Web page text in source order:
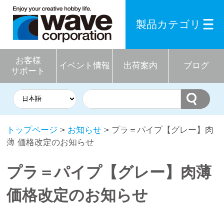
お客様
サポート
イベント情報 出荷案内 ブログ
製品カテゴリ
トップページ > お知らせ > プラ＝パイプ【グレー】肉
薄 価格改定のお知らせ
プラ＝パイプ【グレー】肉薄
価格改定のお知らせ